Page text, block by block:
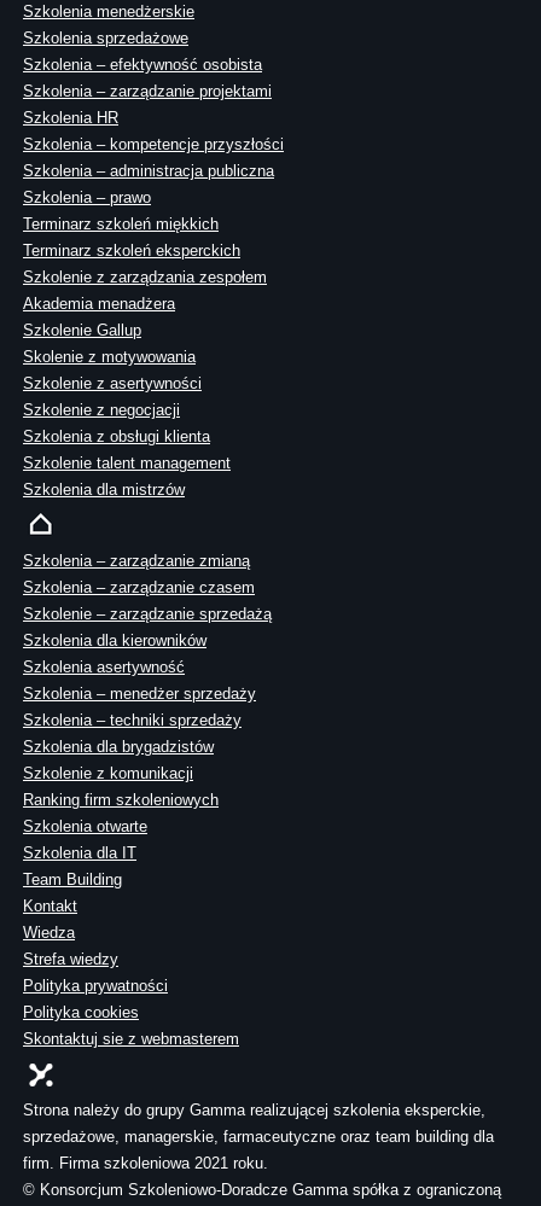
Szkolenia menedżerskie
Szkolenia sprzedażowe
Szkolenia – efektywność osobista
Szkolenia – zarządzanie projektami
Szkolenia HR
Szkolenia – kompetencje przyszłości
Szkolenia – administracja publiczna
Szkolenia – prawo
Terminarz szkoleń miękkich
Terminarz szkoleń eksperckich
Szkolenie z zarządzania zespołem
Akademia menadżera
Szkolenie Gallup
Skolenie z motywowania
Szkolenie z asertywności
Szkolenie z negocjacji
Szkolenia z obsługi klienta
Szkolenie talent management
Szkolenia dla mistrzów
Szkolenia – zarządzanie zmianą
Szkolenia – zarządzanie czasem
Szkolenie – zarządzanie sprzedażą
Szkolenia dla kierowników
Szkolenia asertywność
Szkolenia – menedżer sprzedaży
Szkolenia – techniki sprzedaży
Szkolenia dla brygadzistów
Szkolenie z komunikacji
Ranking firm szkoleniowych
Szkolenia otwarte
Szkolenia dla IT
Team Building
Kontakt
Wiedza
Strefa wiedzy
Polityka prywatności
Polityka cookies
Skontaktuj sie z webmasterem
Strona należy do grupy Gamma realizującej szkolenia eksperckie,
sprzedażowe, managerskie, farmaceutyczne oraz team building dla
firm. Firma szkoleniowa 2021 roku.
© Konsorcjum Szkoleniowo-Doradcze Gamma spółka z ograniczoną